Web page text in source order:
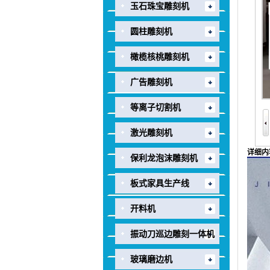
玉石珠宝雕刻机
圆柱雕刻机
橄榄核桃雕刻机
广告雕刻机
等离子切割机
激光雕刻机
保利龙泡沫雕刻机
板式家具生产线
开料机
振动刀巡边雕刻一体机
玻璃磨边机
详细